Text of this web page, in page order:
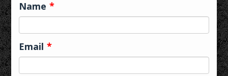
Name*
Email*